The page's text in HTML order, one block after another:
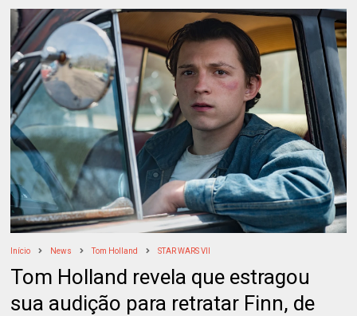
Início News Tom Holland STAR WARS VII
Tom Holland revela que estragou
sua audição para retratar Finn, de